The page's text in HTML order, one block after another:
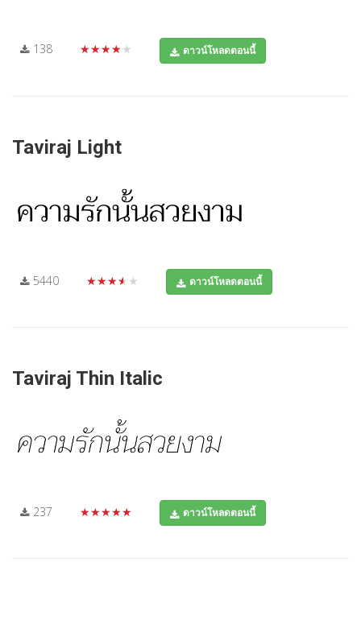
138 ★★★★★ ดาวน์โหลดตอนนี้
Taviraj Light
5440 ★★★★★ ดาวน์โหลดตอนนี้
Taviraj Thin Italic
237 ★★★★★ ดาวน์โหลดตอนนี้